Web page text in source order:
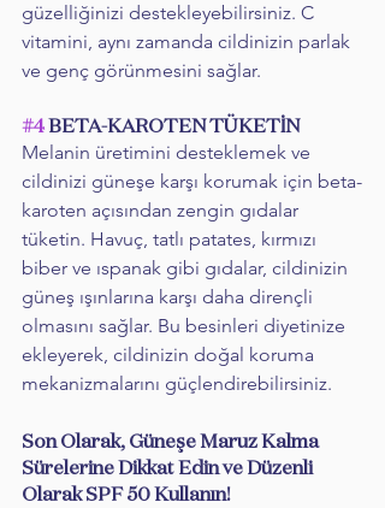
güzelliğinizi destekleyebilirsiniz. C
vitamini, aynı zamanda cildinizin parlak
ve genç görünmesini sağlar.
#4 BETA-KAROTEN TÜKETİN
Melanin üretimini desteklemek ve
cildinizi güneşe karşı korumak için beta-
karoten açısından zengin gıdalar
tüketin. Havuç, tatlı patates, kırmızı
biber ve ıspanak gibi gıdalar, cildinizin
güneş ışınlarına karşı daha dirençli
olmasını sağlar. Bu besinleri diyetinize
ekleyerek, cildinizin doğal koruma
mekanizmalarını güçlendirebilirsiniz.
Son Olarak, Güneşe Maruz Kalma
Sürelerine Dikkat Edin ve Düzenli
Olarak SPF 50 Kullanın!